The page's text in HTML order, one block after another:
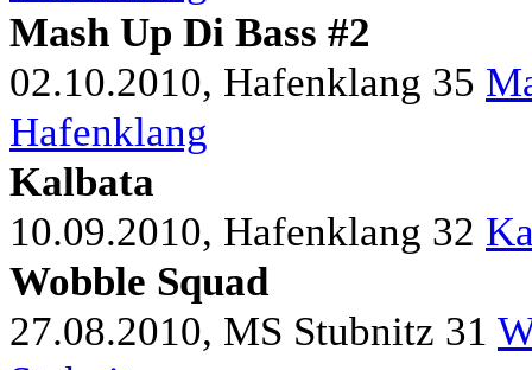
Mash Up Di Bass #2
02.10.2010, Hafenklang 35
Hafenklang
Kalbata
10.09.2010, Hafenklang 32
Wobble Squad
27.08.2010, MS Stubnitz 31